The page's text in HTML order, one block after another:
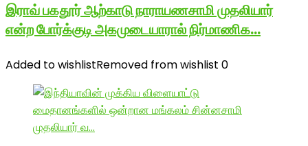
இராவ் பகதூர் ஆற்காடு நாராயணசாமி முதலியார்
என்ற போர்க்குடி அகமுடையாரால் நிர்மாணிக…
Added to wishlistRemoved from wishlist 0